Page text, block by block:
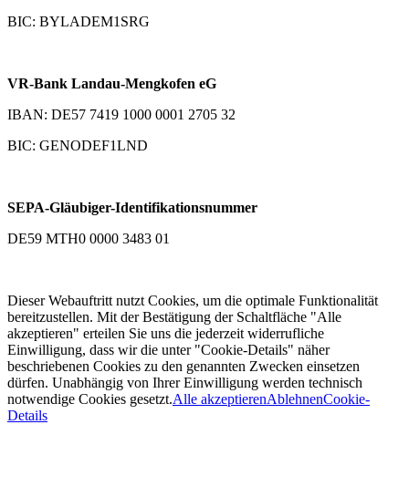
BIC: BYLADEM1SRG
VR-Bank Landau-Mengkofen eG
IBAN: DE57 7419 1000 0001 2705 32
BIC: GENODEF1LND
SEPA-Gläubiger-Identifikationsnummer
DE59 MTH0 0000 3483 01
Dieser Webauftritt nutzt Cookies, um die optimale Funktionalität
bereitzustellen. Mit der Bestätigung der Schaltfläche "Alle
akzeptieren" erteilen Sie uns die jederzeit widerrufliche
Einwilligung, dass wir die unter "Cookie-Details" näher
beschriebenen Cookies zu den genannten Zwecken einsetzen
dürfen. Unabhängig von Ihrer Einwilligung werden technisch
notwendige Cookies gesetzt.Alle akzeptierenAblehnenCookie-
Details